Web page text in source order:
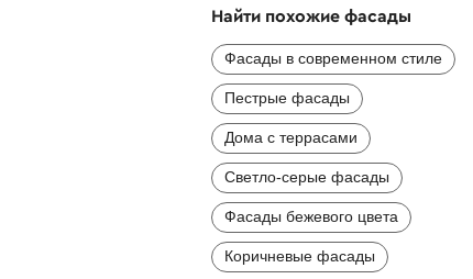
Найти похожие фасады
Фасады в современном стиле
Пестрые фасады
Дома с террасами
Светло-серые фасады
Фасады бежевого цвета
Коричневые фасады